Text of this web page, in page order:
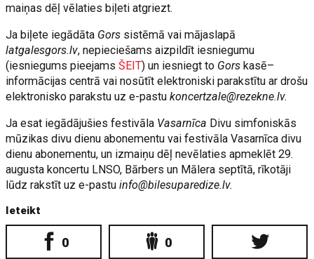
maiņas dēļ vēlaties biļeti atgriezt.
Ja biļete iegādāta Gors sistēmā vai mājaslapā
latgalesgors.lv, nepieciešams aizpildīt iesniegumu
(iesniegums pieejamsŠEIT) un iesniegt to Gors kasē–
informācijas centrā vai nosūtīt elektroniski parakstītu ar drošu
elektronisko parakstu uz e-pastukoncertzale@rezekne.lv.
Ja esat iegādājušies festivāla Vasarnīca Divu simfoniskās
mūzikas divu dienu abonementu vai festivāla Vasarnīca divu
dienu abonementu, un izmaiņu dēļ nevēlaties apmeklēt 29.
augusta koncertu LNSO, Bārbers un Mālera septītā, rīkotāji
lūdz rakstīt uz e-pastuinfo@bilesuparedize.lv.
Ieteikt
0 0